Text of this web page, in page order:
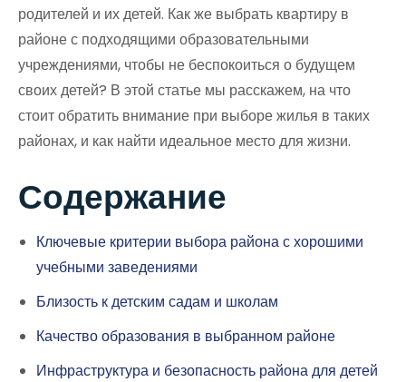
родителей и их детей. Как же выбрать квартиру в
районе с подходящими образовательными
учреждениями, чтобы не беспокоиться о будущем
своих детей? В этой статье мы расскажем, на что
стоит обратить внимание при выборе жилья в таких
районах, и как найти идеальное место для жизни.
Содержание
Ключевые критерии выбора района с хорошими
учебными заведениями
Близость к детским садам и школам
Качество образования в выбранном районе
Инфраструктура и безопасность района для детей